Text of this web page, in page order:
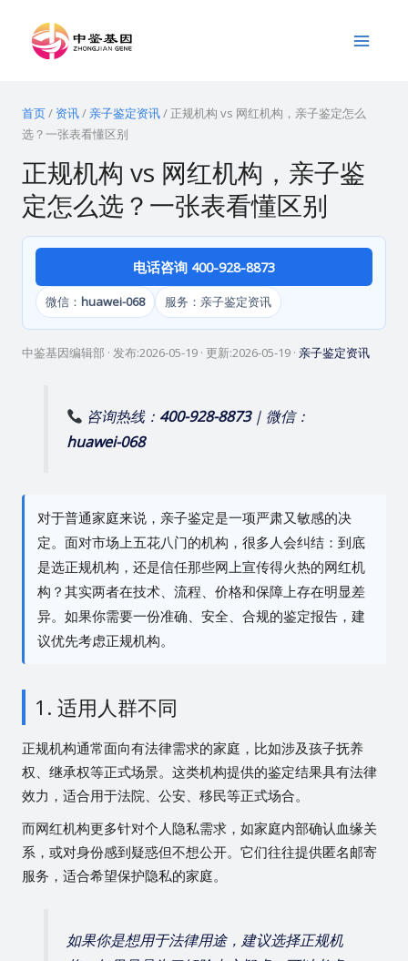
Menu
首页/ 资讯/ 亲子鉴定资讯/ 正规机构 vs 网红机构，亲子鉴定怎么
选？一张表看懂区别
正规机构 vs 网红机构，亲子鉴
定怎么选？一张表看懂区别
电话咨询 400-928-8873
微信： huawei-068 服务：亲子鉴定资讯
中鉴基因编辑部 · 发布:2026-05-19· 更新:2026-05-19· 亲子鉴定资讯
咨询热线： 400-928-8873| 微信：
huawei-068
对于普通家庭来说，亲子鉴定是一项严肃又敏感的决
定。面对市场上五花八门的机构，很多人会纠结：到底
是选正规机构，还是信任那些网上宣传得火热的网红机
构？其实两者在技术、流程、价格和保障上存在明显差
异。如果你需要一份准确、安全、合规的鉴定报告，建
议优先考虑正规机构。
1. 适用人群不同
正规机构通常面向有法律需求的家庭，比如涉及孩子抚养
权、继承权等正式场景。这类机构提供的鉴定结果具有法律
效力，适合用于法院、公安、移民等正式场合。
而网红机构更多针对个人隐私需求，如家庭内部确认血缘关
系，或对身份感到疑惑但不想公开。它们往往提供匿名邮寄
服务，适合希望保护隐私的家庭。
如果你是想用于法律用途，建议选择正规机